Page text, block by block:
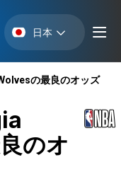
日本
の最良のオッズ
のオ